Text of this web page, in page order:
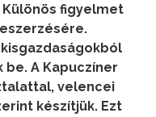
figyelmet
A Kapuczíner
velencei
készítjük. Ezt